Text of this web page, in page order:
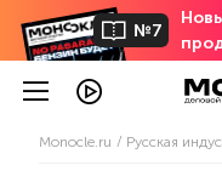
№7
Monocle.ru Русская